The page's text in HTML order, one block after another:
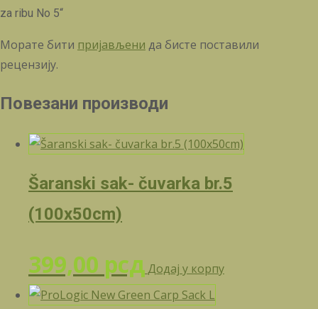
za ribu No 5“
Морате бити пријављени да бисте поставили
рецензију.
Повезани производи
Šaranski sak- čuvarka br.5
(100x50cm)
399,00 рсд Додај у корпу